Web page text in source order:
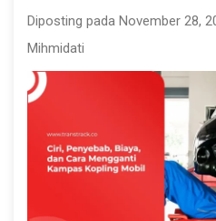
Diposting pada November 28,
Mihmidati